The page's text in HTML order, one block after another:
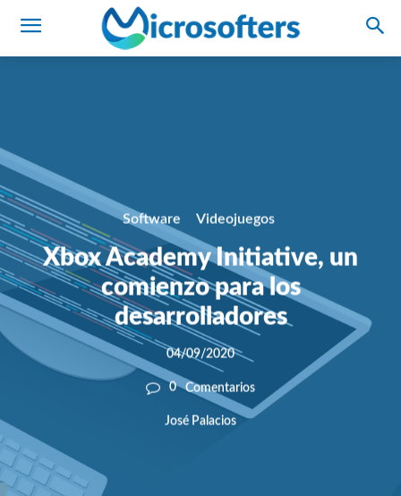
Software Videojuegos
Xbox Academy Initiative, un
comienzo para los
desarrolladores
04/09/2020
0 Comentarios
José Palacios